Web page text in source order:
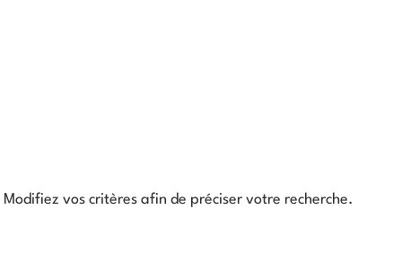
Modifiez vos critères afin de préciser votre recherche.